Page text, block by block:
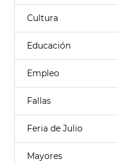
Cultura
Educación
Empleo
Fallas
Feria de Julio
Mayores